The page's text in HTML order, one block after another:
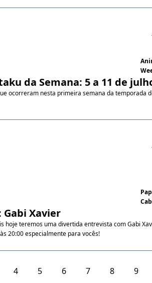
da Semana: 5 a 11 de
ocorreram nesta primeira semana da temporada
Xavier
hoje teremos uma divertida entrevista com Gabi
20:00 especialmente para vocês!
4 5 6 7 8 9